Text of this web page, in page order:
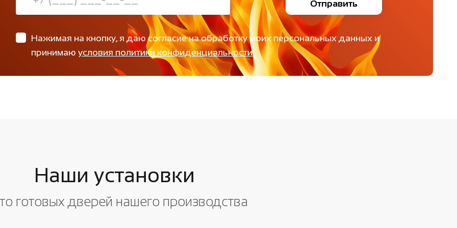
Отправить
Нажимая на кнопку, я даю согласие на обработку моих персональных данных и
принимаю условия политики конфиденциальности.
Наши установки
готовых дверей нашего производства